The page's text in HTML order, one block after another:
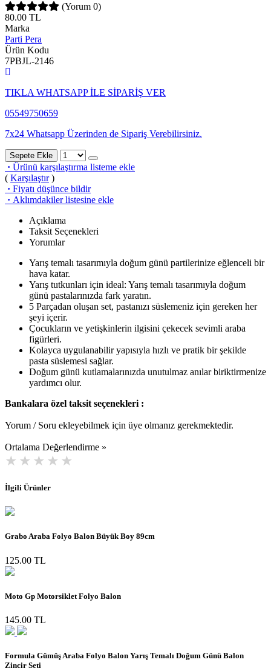
(Yorum 0)
80.00 TL
Marka
Parti Pera
Ürün Kodu
7PBJL-2146
TIKLA WHATSAPP İLE SİPARİŞ VER
05549750659
7x24 Whatsapp Üzerinden de Sipariş Verebilirsiniz.
Sepete Ekle
· Ürünü karşılaştırma listeme ekle
( Karşılaştır)
· Fiyatı düşünce bildir
· Aklımdakiler listesine ekle
Açıklama
Taksit Seçenekleri
Yorumlar
Yarış temalı tasarımıyla doğum günü partilerinize eğlenceli bir
hava katar.
Yarış tutkunları için ideal: Yarış temalı tasarımıyla doğum
günü pastalarınızda fark yaratın.
5 Parçadan oluşan set, pastanızı süslemeniz için gereken her
şeyi içerir.
Çocukların ve yetişkinlerin ilgisini çekecek sevimli araba
figürleri.
Kolayca uygulanabilir yapısıyla hızlı ve pratik bir şekilde
pasta süslemesi sağlar.
Doğum günü kutlamalarınızda unutulmaz anılar biriktirmenize
yardımcı olur.
Bankalara özel taksit seçenekleri :
Yorum / Soru ekleyebilmek için üye olmanız gerekmektedir.
Ortalama Değerlendirme »
İlgili Ürünler
Grabo Araba Folyo Balon Büyük Boy 89cm
125.00 TL
Moto Gp Motorsiklet Folyo Balon
145.00 TL
Formula Gümüş Araba Folyo Balon Yarış Temalı Doğum Günü Balon
Zincir Seti